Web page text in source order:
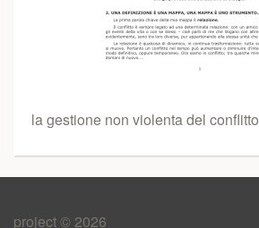
la gestione non violenta del conflitto
project © 2026